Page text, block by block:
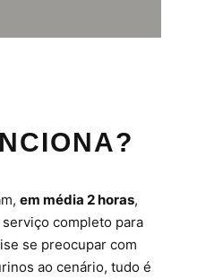
em média 2 horas,
completo para
se preocupar com
ao cenário, tudo é